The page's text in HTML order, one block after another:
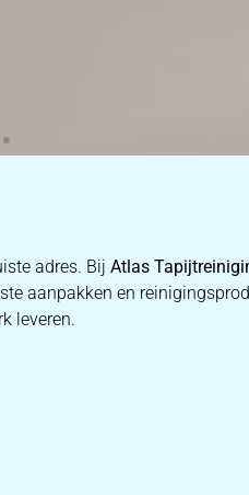
adres. Bij Atlas
aanpakken en
leveren.